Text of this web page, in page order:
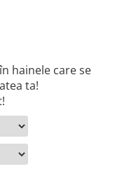
hainele care se
ta!